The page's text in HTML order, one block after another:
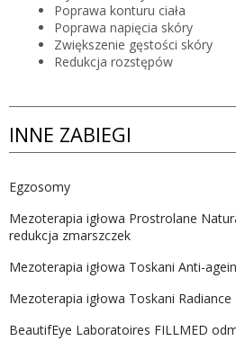
Poprawa konturu ciała
Poprawa napięcia skóry
Zwiększenie gęstości skóry
Redukcja rozstępów
INNE ZABIEGI
Egzosomy
Mezoterapia igłowa Prostrolane
redukcja zmarszczek
Mezoterapia igłowa Toskani Anti-
Mezoterapia igłowa Toskani Radiance
BeautifEye Laboratoires FILLMED